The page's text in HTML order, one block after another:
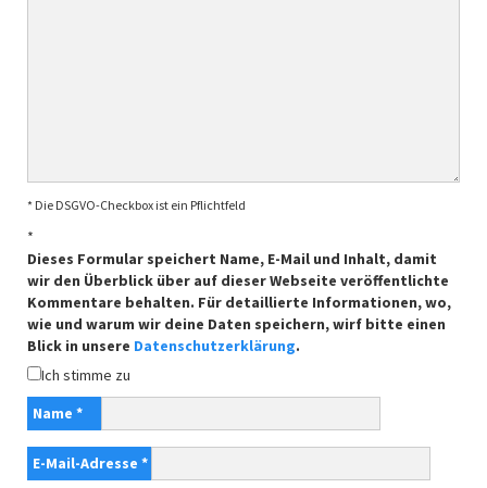
* Die DSGVO-Checkbox ist ein Pflichtfeld
*
Dieses Formular speichert Name, E-Mail und Inhalt, damit
wir den Überblick über auf dieser Webseite veröffentlichte
Kommentare behalten. Für detaillierte Informationen, wo,
wie und warum wir deine Daten speichern, wirf bitte einen
Blick in unsere Datenschutzerklärung.
Ich stimme zu
Name *
E-Mail-Adresse *